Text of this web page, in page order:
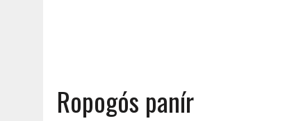
Ropogós panír